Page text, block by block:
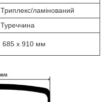
Триплекс/ламінований
Туреччина
685 x 910 мм